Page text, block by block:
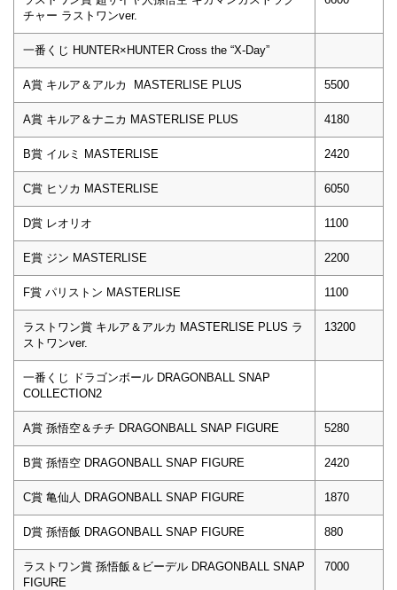
チャー ラストワンver.
一番くじ HUNTER×HUNTER Cross the “X-Day”
A賞 キルア＆アルカ MASTERLISE PLUS 5500
A賞 キルア＆ナニカ MASTERLISE PLUS 4180
B賞 イルミ MASTERLISE 2420
C賞 ヒソカ MASTERLISE 6050
D賞 レオリオ 1100
E賞 ジン MASTERLISE 2200
F賞 パリストン MASTERLISE 1100
ラストワン賞 キルア＆アルカ MASTERLISE PLUS ラ
ストワンver.
13200
一番くじ ドラゴンボール DRAGONBALL SNAP
COLLECTION2
A賞 孫悟空＆チチ DRAGONBALL SNAP FIGURE 5280
B賞 孫悟空 DRAGONBALL SNAP FIGURE 2420
C賞 亀仙人 DRAGONBALL SNAP FIGURE 1870
D賞 孫悟飯 DRAGONBALL SNAP FIGURE 880
ラストワン賞 孫悟飯＆ビーデル DRAGONBALL SNAP
FIGURE
7000